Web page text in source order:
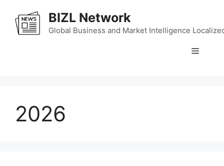
content
BIZL Network
Global Business and Market Intelligence
Menu
2026